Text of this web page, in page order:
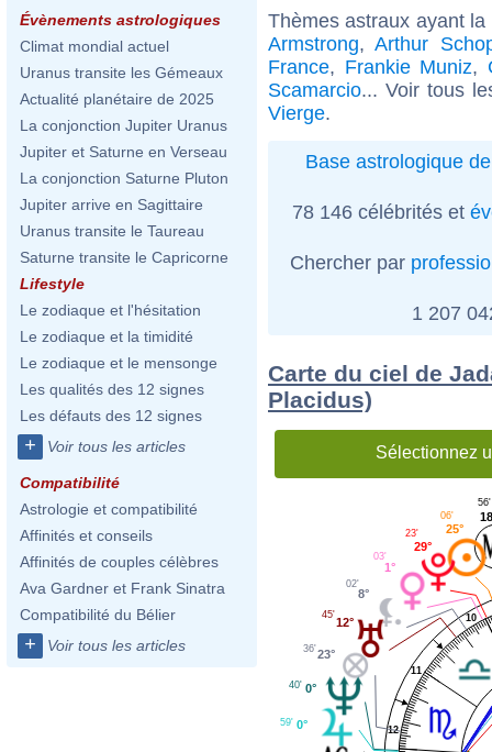
Évènements astrologiques
Climat mondial actuel
Uranus transite les Gémeaux
Actualité planétaire de 2025
La conjonction Jupiter Uranus
Jupiter et Saturne en Verseau
La conjonction Saturne Pluton
Jupiter arrive en Sagittaire
Uranus transite le Taureau
Saturne transite le Capricorne
Lifestyle
Le zodiaque et l'hésitation
Le zodiaque et la timidité
Le zodiaque et le mensonge
Les qualités des 12 signes
Les défauts des 12 signes
+ Voir tous les articles
Compatibilité
Astrologie et compatibilité
Affinités et conseils
Affinités de couples célèbres
Ava Gardner et Frank Sinatra
Compatibilité du Bélier
+ Voir tous les articles
Thèmes astraux ayant
Armstrong,Arthur
France, Frankie Muniz,
Scamarcio... Voir tous
Vierge.
Base astrologique
78 146 célébrités et
Chercher par
1 207
Carte du ciel de
Placidus)
Sélectionnez
10
11
12
56'
25°
06'
29°
23'
1°
03'
8°
02'
12°
45'
23°
36'
0°
40'
0°
59'